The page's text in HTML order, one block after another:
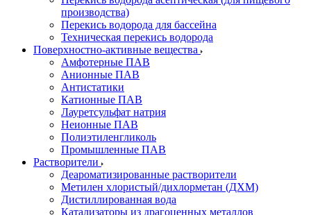
производства)
Перекись водорода для бассейна
Техническая перекись водорода
Поверхностно-активные вещества
Амфотерные ПАВ
Анионные ПАВ
Антистатики
Катионные ПАВ
Лауретсульфат натрия
Неионные ПАВ
Полиэтиленгликоль
Промышленные ПАВ
Растворители
Деароматизированные растворители
Метилен хлористый/дихлорметан (ДХМ)
Дистиллированная вода
Катализаторы из драгоценных металлов